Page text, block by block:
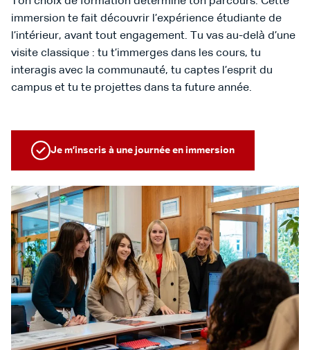
immersion te fait découvrir l’expérience étudiante de
l’intérieur, avant tout engagement. Tu vas au-delà d’une
visite classique : tu t’immerges dans les cours, tu
interagis avec la communauté, tu captes l’esprit du
campus et tu te projettes dans ta future année.
Je m’inscris à une journée en immersion